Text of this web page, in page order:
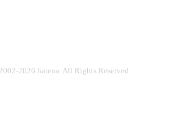
2026 hatena. All Rights Reserved.